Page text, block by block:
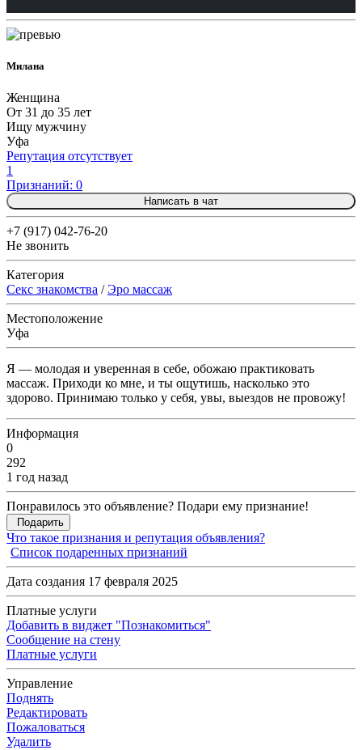
Милана
Женщина
От 31 до 35 лет
Ищу мужчину
Уфа
Репутация отсутствует
1
Признаний: 0
Написать в чат
+7 (917) 042-76-20
Не звонить
Категория
Секс знакомства /Эро массаж
Местоположение
Уфа
Я — молодая и уверенная в себе, обожаю практиковать
массаж. Приходи ко мне, и ты ощутишь, насколько это
здорово. Принимаю только у себя, увы, выездов не провожу!
Информация
0
292
1 год назад
Понравилось это объявление? Подари ему признание!
Подарить
Что такое признания и репутация объявления?
Список подаренных признаний
Дата создания 17 февраля 2025
Платные услуги
Добавить в виджет "Познакомиться"
Сообщение на стену
Платные услуги
Управление
Поднять
Редактировать
Пожаловаться
Удалить